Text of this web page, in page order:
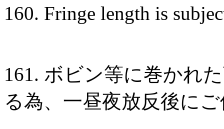
160. Fringe length is
161. ボビン等に巻かれ
る為、一昼夜放反後に